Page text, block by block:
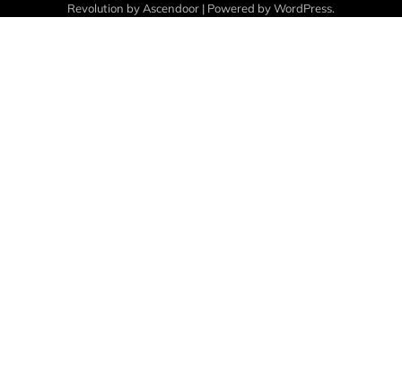
Revolution by Ascendoor | Powered byWordPress.